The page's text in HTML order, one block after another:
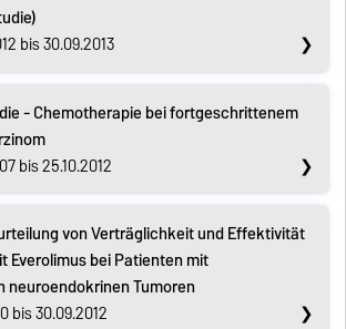
bis 30.09.2013
- Chemotherapie bei fortgeschrittenem
bis 25.10.2012
von Verträglichkeit und Effektivität
Everolimus bei Patienten mit
Tumoren
bis 30.09.2012